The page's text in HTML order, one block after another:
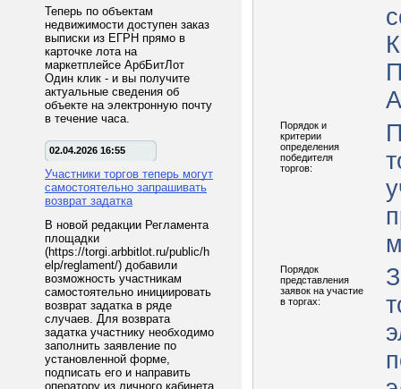
Теперь по объектам
недвижимости доступен заказ
выписки из ЕГРН прямо в
карточке лота на
маркетплейсе АрбБитЛот
Один клик - и вы получите
актуальные сведения об
объекте на электронную почту
в течение часа.
02.04.2026 16:55
Участники торгов теперь могут
самостоятельно запрашивать
возврат задатка
В новой редакции Регламента
площадки
(https://torgi.arbbitlot.ru/public/h
elp/reglament/) добавили
возможность участникам
самостоятельно инициировать
возврат задатка в ряде
случаев. Для возврата
задатка участнику необходимо
заполнить заявление по
установленной форме,
подписать его и направить
оператору из личного кабинета
Порядок и
критерии
определения
победителя
торгов:
Порядок
представления
заявок на участие
в торгах: